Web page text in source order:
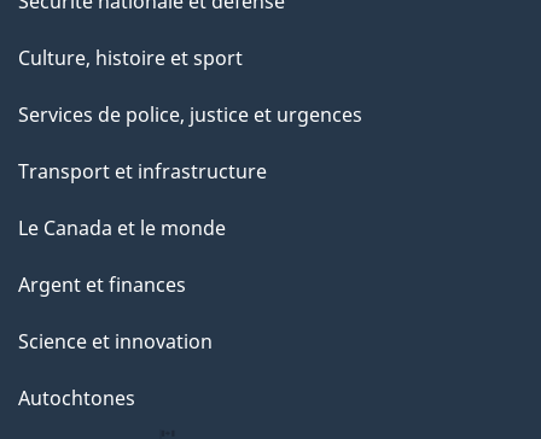
Culture, histoire et sport
Services de police, justice et urgences
Transport et infrastructure
Le Canada et le monde
Argent et finances
Science et innovation
Autochtones